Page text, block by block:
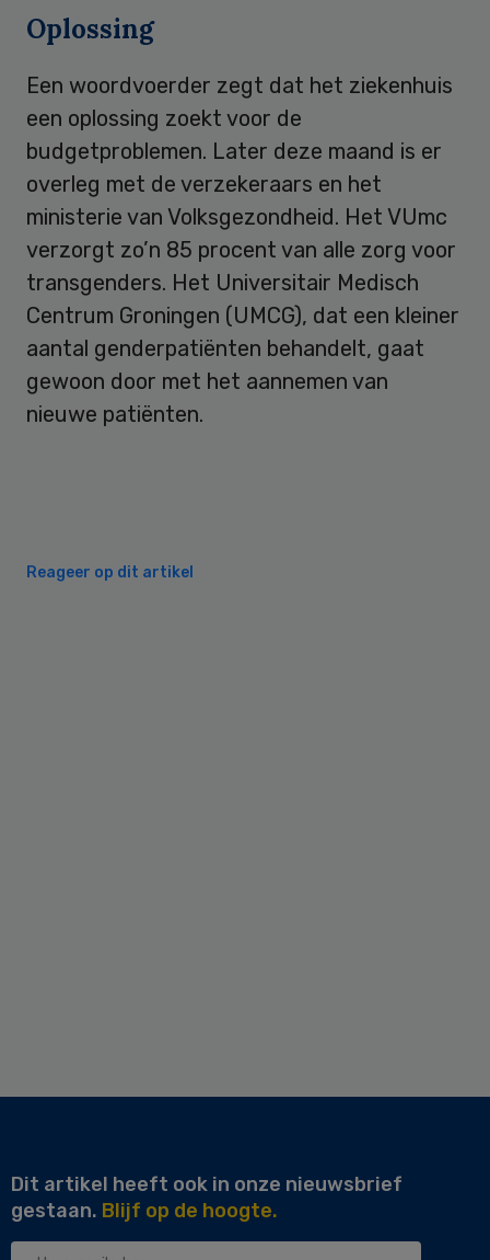
Oplossing
Een woordvoerder zegt dat het ziekenhuis
een oplossing zoekt voor de
budgetproblemen. Later deze maand is er
overleg met de verzekeraars en het
ministerie van Volksgezondheid. Het VUmc
verzorgt zo’n 85 procent van alle zorg voor
transgenders. Het Universitair Medisch
Centrum Groningen (UMCG), dat een kleiner
aantal genderpatiënten behandelt, gaat
gewoon door met het aannemen van
nieuwe patiënten.
Reageer op dit artikel
Dit artikel heeft ook in onze nieuwsbrief
gestaan. Blijf op de hoogte.
Uw